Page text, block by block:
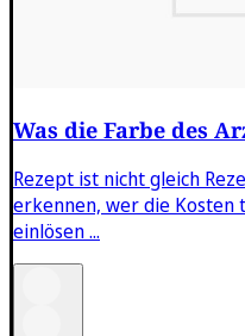
Was die Farbe des
Rezept ist nicht gleich
erkennen, wer die Kosten
einlösen ...